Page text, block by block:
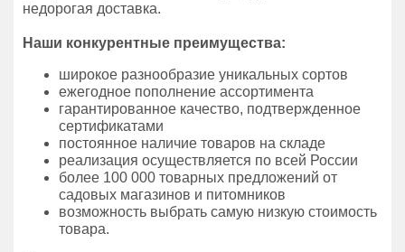
недорогая доставка.
Наши конкурентные преимущества:
широкое разнообразие уникальных сортов
ежегодное пополнение ассортимента
гарантированное качество, подтвержденное
сертификатами
постоянное наличие товаров на складе
реализация осуществляется по всей России
более 100 000 товарных предложений от
садовых магазинов и питомников
возможность выбрать самую низкую стоимость
товара.